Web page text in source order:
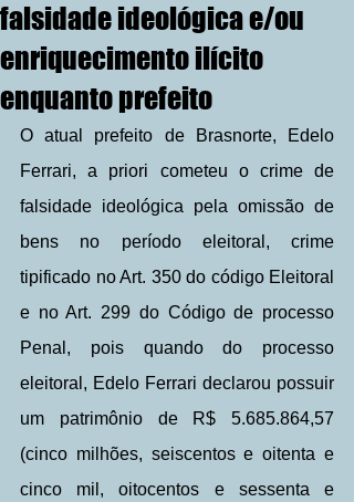
falsidade ideológica e/ou
enriquecimento ilícito
enquanto prefeito
O atual prefeito de Brasnorte, Edelo
Ferrari, a priori cometeu o crime de
falsidade ideológica pela omissão de
bens no período eleitoral, crime
tipificado no Art. 350 do código Eleitoral
e no Art. 299 do Código de processo
Penal, pois quando do processo
eleitoral, Edelo Ferrari declarou possuir
um patrimônio de R$ 5.685.864,57
(cinco milhões, seiscentos e oitenta e
cinco mil, oitocentos e sessenta e